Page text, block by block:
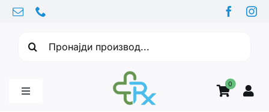
Skip
content
0
Toggle